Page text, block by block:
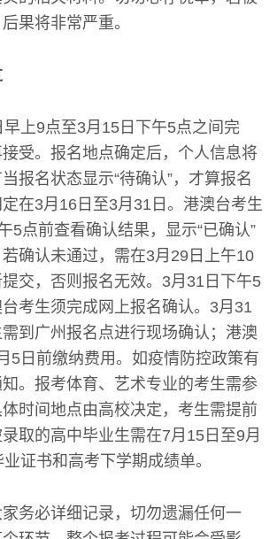
果将非常严重。
上9点至3月15日下午5点之间完
受。报名地点确定后，个人信息将
报名状态显示“待确认”，才算报名
在3月16日至3月31日。港澳台考生
5点前查看确认结果，显示“已确认”
确认未通过，需在3月29日上午10
交，否则报名无效。3月31日下午5
考生须完成网上报名确认。3月31
到广州报名点进行现场确认；港澳
5日前缴纳费用。如疫情防控政策有
。报考体育、艺术专业的考生需参
时间地点由高校决定，考生需提前
取的高中毕业生需在7月15日至9月
证书和高考下学期成绩单。
务必详细记录，切勿遗漏任何一